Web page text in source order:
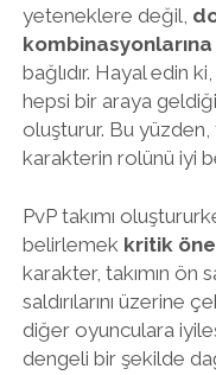
yeteneklere değil,
kombinasyonlarına
bağlıdır. Hayal edin
hepsi bir araya
oluşturur. Bu yüzden,
karakterin rolünü iyi
PvP takımı
belirlemek kritik
karakter, takımın ön
saldırılarını üzerine
diğer oyunculara
dengeli bir şekilde